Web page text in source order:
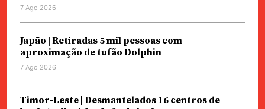
7 Ago 2026
Japão | Retiradas 5 mil pessoas com
aproximação de tufão Dolphin
7 Ago 2026
Timor-Leste | Desmantelados 16 centros de